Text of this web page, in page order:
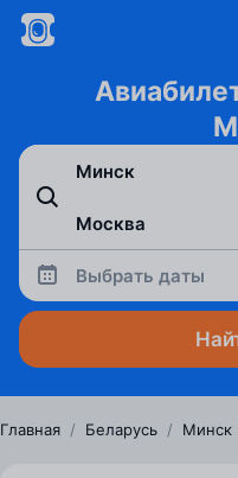
Выбрать даты
Главная / Беларусь / Минск